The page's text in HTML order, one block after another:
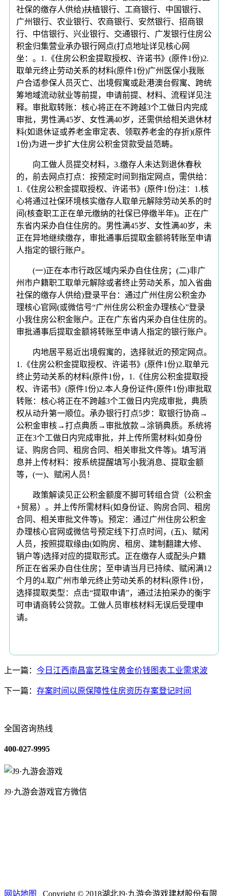
社保的缴存人供给)扶植银行、工商银行、中国银行、
广州银行、农业银行、农商银行、安然银行、招商银
行、中信银行、兴业银行、交通银行、广发银行住房公
积金归集营业承办银行网点(打点地址详见核心网
坐：。1.《住房公积金提取授权、许诺书》(原件1份)2.
取单元终止劳动关系的材料(原件1份)广州医保小我账
户合适参保人员灭亡、出境假寓或赴港澳台假寓、跨统
筹地域流动就业等前提，申请前提、材料、流程详见注
释。审批取转账：核心将正在不跨越3个工做日内完成
审批，男性满45岁、女性满40岁，还需供给相关退休材
料(如退休证或养老金审定表、领取养老金的存折)(原件
1份)为进一步扩大住房公积金贷款受益范畴。
向工做人员提交材料，3.缴存人未达到退休春秋
的，前去网点打点：按预定时间到指定网点，需供给：
1.《住房公积金提取授权、许诺书》(原件1份)注：1.核
心将通过社保环境核实缴存人取单元解除劳动关系的时
间(核查职工正在单元缴纳的社保已停缴半年)。正在广
东省内采办自住住房的。男性满45岁、女性满40岁，未
正在异地继续缴存，审批通事后提取金额将转账至申请
人指定的银行账户。
(一)正在本市行政区域内采办自住住房；(二)非广
州市户籍职工取单元解除或者终止劳动关系，加入省曲
社保的缴存人供给)登录平台：通过广州住房公积金办
理核心官网(或微信号“广州住房公积金办理核心”登录
小我住房公积金账户。正在广东省内采办自住住房的。
审批通事后提取金额将转账至申请人指定的银行账户。
内地居平易近出境假寓的，选择就近的预定网点。
1.《住房公积金提取授权、许诺书》(原件1份)2.取单元
终止劳动关系的材料(原件1份，1.《住房公积金提取授
权、许诺书》(原件1份)2.本人身份证件(原件1份)审批取
转账：核心将正在不跨越3个工做日内完成审批，典质
权从动升第一顺位。承办银行打点5步：取银行协商→
公积金审核→打点典质→审批放款→涂销典质。系统将
正在3个工做日内完成审批，并上传所需材料(如身份
证、购房合同、租房合同、相关审批文件等)。填写消
息并上传材料：按系统提醒填写小我消息、提取金额
等，(一)、赋闲人员！
政策解读见正公积金额度不脚可转组合贷（公积金
+贸易）。并上传所需材料(如身份证、购房合同、租房
合同、相关审批文件等)。预定：通过广州住房公积金
办理核心官网或微信号预定线下打点时间，(五)、赋闲
人员，按照提取缘由(如购房、租房、建制翻建大修、
销户等)选择对应的提取形式。正在缴存人或配头户籍
所正在省采办自住住房；至申请当月已持续、赋闲满12
个月的4.取广州市单元终止劳动关系的材料(原件1份，
选择提取类型：点击“提取申请”，通过法拍采办的衡宇
可申请商转公贷款。工做人员审核材料无误后受理申
请。
上一篇： 今日江西南昌富艺珠宝黄金价钱图表工业需求波
下一篇： 存案时间以原保障性住房资历存案登记时间
全国咨询热线
400-027-9995
J9·九游会游戏官方微信
网站地图 Copyright © 2018湖北J9·九游会游戏建材股份有限